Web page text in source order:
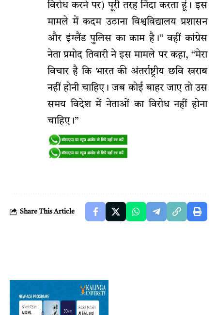
विरोध करने पर) पूरी तरह निंदा करता हूं। इस
मामले में कदम उठाना विश्वविद्यालय प्रशासन
और इंग्लैंड पुलिस का काम है।” वहीं कांग्रेस
नेता प्रमोद तिवारी ने इस मामले पर कहा, “मेरा
विचार है कि भारत की अंतर्राष्ट्रीय छवि खराब
नहीं होनी चाहिए। जब कोई बाहर जाए तो उस
समय विदेश में नेताओं का विरोध नहीं होना
चाहिए।”
Share This Article